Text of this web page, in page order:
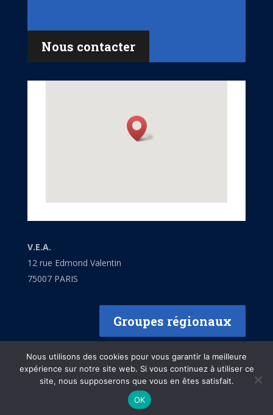
Nous contacter
V.E.A.
12 rue Edmond Valentin
75007 PARIS
Groupes régionaux
Mentions légales
Nous utilisons des cookies pour vous garantir la meilleure
expérience sur notre site web. Si vous continuez à utiliser ce
site, nous supposerons que vous en êtes satisfait.
OK